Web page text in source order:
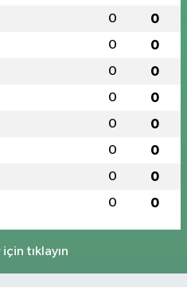
0 0
0 0
0 0
0 0
0 0
0 0
0 0
0 0
tıklayın